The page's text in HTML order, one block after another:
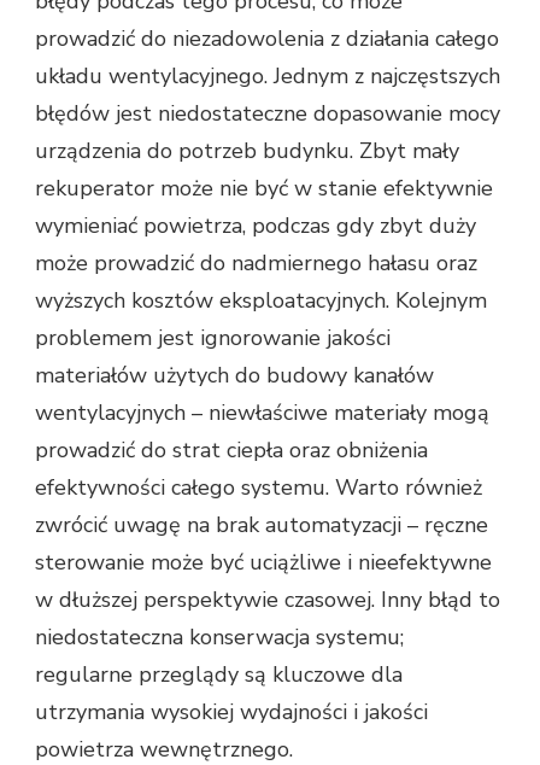
prowadzić do niezadowolenia z działania całego
układu wentylacyjnego. Jednym z najczęstszych
błędów jest niedostateczne dopasowanie mocy
urządzenia do potrzeb budynku. Zbyt mały
rekuperator może nie być w stanie efektywnie
wymieniać powietrza, podczas gdy zbyt duży
może prowadzić do nadmiernego hałasu oraz
wyższych kosztów eksploatacyjnych. Kolejnym
problemem jest ignorowanie jakości
materiałów użytych do budowy kanałów
wentylacyjnych – niewłaściwe materiały mogą
prowadzić do strat ciepła oraz obniżenia
efektywności całego systemu. Warto również
zwrócić uwagę na brak automatyzacji – ręczne
sterowanie może być uciążliwe i nieefektywne
w dłuższej perspektywie czasowej. Inny błąd to
niedostateczna konserwacja systemu;
regularne przeglądy są kluczowe dla
utrzymania wysokiej wydajności i jakości
powietrza wewnętrznego.